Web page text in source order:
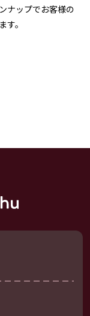
ナップでお客様の
す。